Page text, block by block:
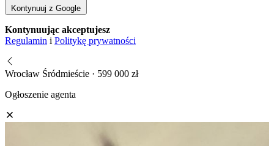
Kontynuuj z Google
Kontynuując akceptujesz
Regulamin i Politykę prywatności
Wrocław Śródmieście · 599 000 zł
Ogłoszenie agenta